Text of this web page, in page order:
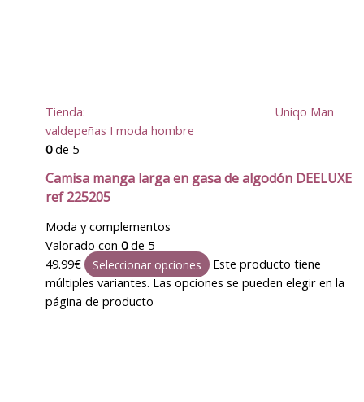
Tienda:
Uniqo Man
valdepeñas I moda hombre
0de 5
Camisa manga larga en gasa de algodón DEELUXE
ref 225205
Moda y complementos
Valorado con 0de 5
49.99€ Seleccionar opciones
Este producto tiene
múltiples variantes. Las opciones se pueden elegir en la
página de producto